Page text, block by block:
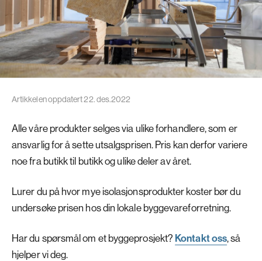
Artikkelen oppdatert 22. des.2022
Alle våre produkter selges via ulike forhandlere, som er
ansvarlig for å sette utsalgsprisen. Pris kan derfor variere
noe fra butikk til butikk og ulike deler av året.
Lurer du på hvor mye isolasjonsprodukter koster bør du
undersøke prisen hos din lokale byggevareforretning.
Har du spørsmål om et byggeprosjekt? Kontakt oss, så
hjelper vi deg.